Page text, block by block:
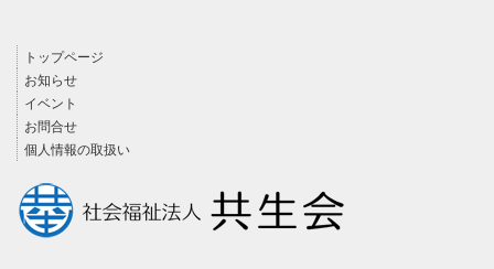
トップページ
お知らせ
イベント
お問合せ
個人情報の取扱い